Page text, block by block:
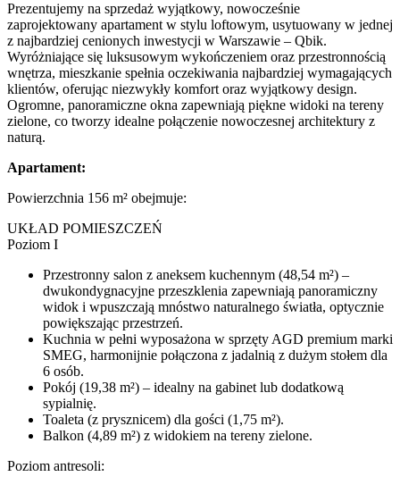
Prezentujemy na sprzedaż wyjątkowy, nowocześnie
zaprojektowany apartament w stylu loftowym, usytuowany w jednej
z najbardziej cenionych inwestycji w Warszawie – Qbik.
Wyróżniające się luksusowym wykończeniem oraz przestronnością
wnętrza, mieszkanie spełnia oczekiwania najbardziej wymagających
klientów, oferując niezwykły komfort oraz wyjątkowy design.
Ogromne, panoramiczne okna zapewniają piękne widoki na tereny
zielone, co tworzy idealne połączenie nowoczesnej architektury z
naturą.
Apartament:
Powierzchnia 156 m² obejmuje:
UKŁAD POMIESZCZEŃ
Poziom I
Przestronny salon z aneksem kuchennym (48,54 m²) –
dwukondygnacyjne przeszklenia zapewniają panoramiczny
widok i wpuszczają mnóstwo naturalnego światła, optycznie
powiększając przestrzeń.
Kuchnia w pełni wyposażona w sprzęty AGD premium marki
SMEG, harmonijnie połączona z jadalnią z dużym stołem dla
6 osób.
Pokój (19,38 m²) – idealny na gabinet lub dodatkową
sypialnię.
Toaleta (z prysznicem) dla gości (1,75 m²).
Balkon (4,89 m²) z widokiem na tereny zielone.
Poziom antresoli: